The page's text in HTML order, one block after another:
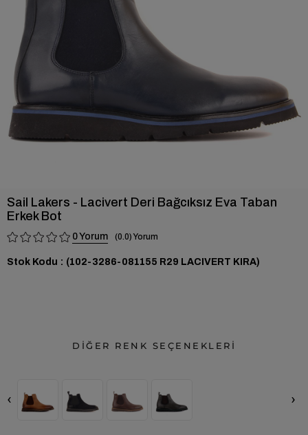
Sail Lakers - Lacivert Deri Bağcıksız Eva Taban
Erkek Bot
0 0.0
Stok Kodu (102-3286-081155 R29 LACIVERT KIRA)
DİĞER RENK SEÇENEKLERİ
‹ ›